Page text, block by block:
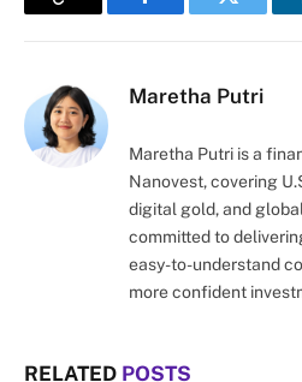
Copy
FacebookTwitter
Maretha Putri
Maretha Putri is a
Nanovest, covering
digital gold, and
committed to
easy-to-understand
more confident
RELATED POSTS